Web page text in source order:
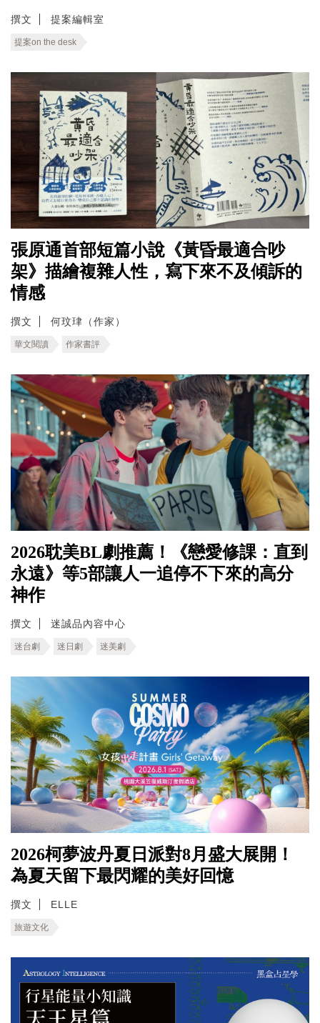
撰文 提案編輯室
提案on the desk
張原通首部短篇小說《黃昏最適合吵
架》描繪複雜人性，寫下來不及傾訴的
情感
撰文 何玟珒（作家）
華文閱讀 作家書評
2026耽美BL劇推薦！《戀愛修課：直到
永遠》等5部讓人一追停不下來的高分
神作
撰文 迷誠品內容中心
迷台劇 迷日劇 迷美劇
2026柯夢波丹夏日派對8月盛大展開！
為夏天留下最閃耀的美好回憶
撰文 ELLE
旅遊文化